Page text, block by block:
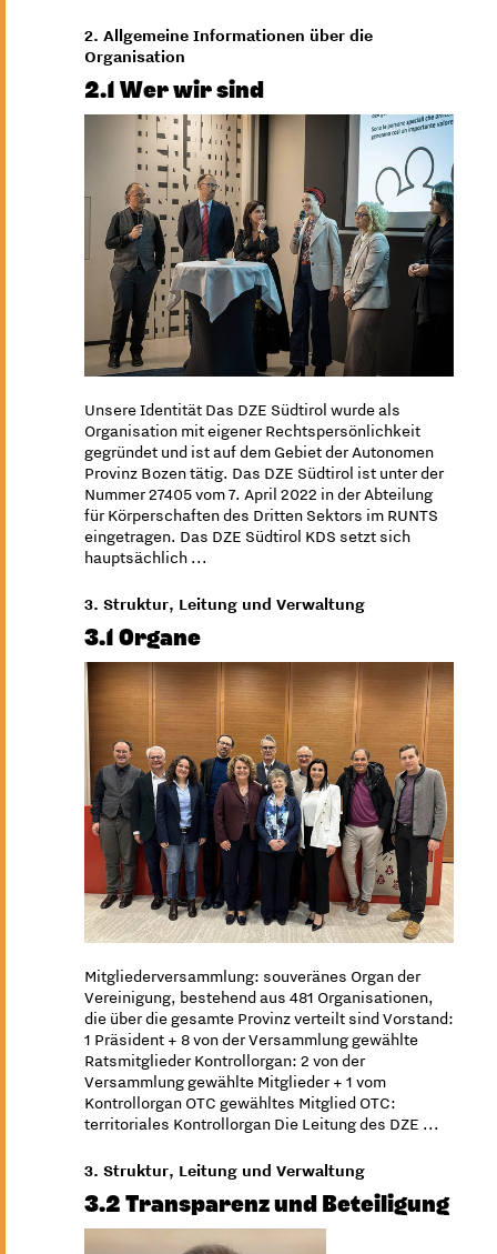
2. Allgemeine Informationen über die
Organisation
2.1 Wer wir sind
Unsere Identität Das DZE Südtirol wurde als
Organisation mit eigener Rechtspersönlichkeit
gegründet und ist auf dem Gebiet der Autonomen
Provinz Bozen tätig. Das DZE Südtirol ist unter der
Nummer 27405 vom 7. April 2022 in der Abteilung
für Körperschaften des Dritten Sektors im RUNTS
eingetragen. Das DZE Südtirol KDS setzt sich
hauptsächlich ...
3. Struktur, Leitung und Verwaltung
3.1 Organe
Mitgliederversammlung: souveränes Organ der
Vereinigung, bestehend aus 481 Organisationen,
die über die gesamte Provinz verteilt sind Vorstand:
1 Präsident + 8 von der Versammlung gewählte
Ratsmitglieder Kontrollorgan: 2 von der
Versammlung gewählte Mitglieder + 1 vom
Kontrollorgan OTC gewähltes Mitglied OTC:
territoriales Kontrollorgan Die Leitung des DZE ...
3. Struktur, Leitung und Verwaltung
3.2 Transparenz und Beteiligung